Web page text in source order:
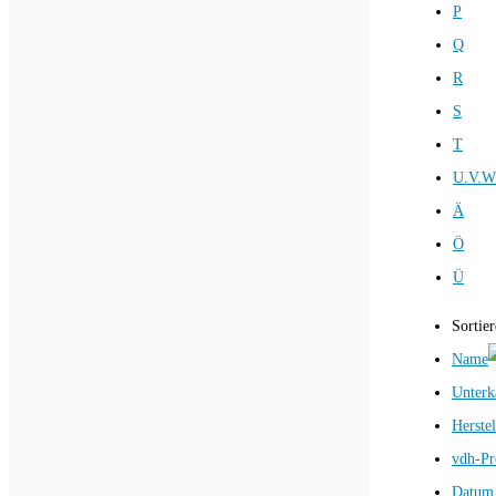
P
Q
R
S
T
Ä
Ö
Ü
Name
vdh-
Datum